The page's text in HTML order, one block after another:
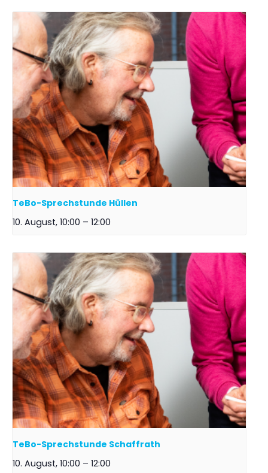
TeBo-Sprechstunde Hüllen
10. August, 10:00 – 12:00
TeBo-Sprechstunde Schaffrath
10. August, 10:00 – 12:00